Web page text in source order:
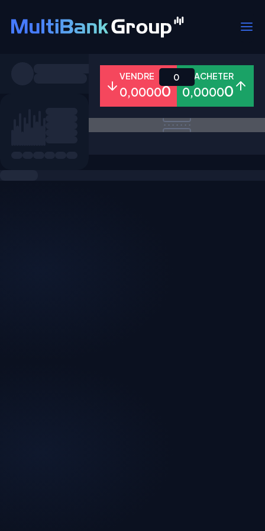
Tous Forex Métaux Actions
VENDRE
0,00000
ACHETER
0,00000
0